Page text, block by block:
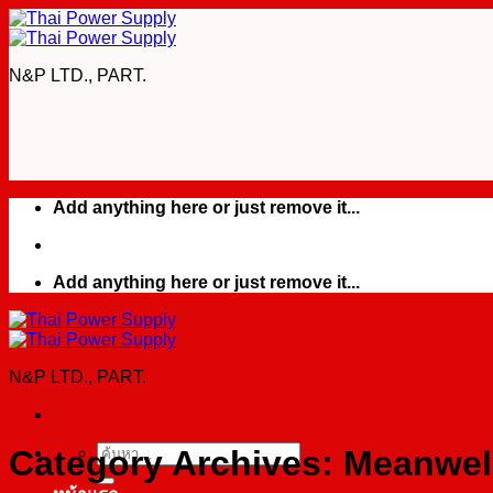
Skip
to
N&P LTD., PART.
Add anything here or just remove it...
Add anything here or just remove it...
N&P LTD., PART.
ค้นหา:
Category Archives: